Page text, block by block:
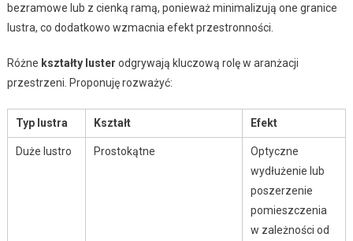
bezramowe lub z cienką ramą, ponieważ minimalizują one granice
lustra, co dodatkowo wzmacnia efekt przestronności.
Różne kształty luster odgrywają kluczową rolę w aranżacji
przestrzeni. Proponuję rozważyć:
Typ lustra Kształt Efekt
Duże lustro Prostokątne
Optyczne
wydłużenie lub
poszerzenie
pomieszczenia
w zależności od